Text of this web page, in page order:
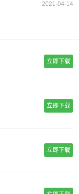
2021-04-14
立即下载
立即下载
立即下载